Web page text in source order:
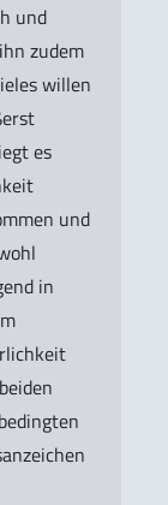
und
zudem
willen
es
und
in